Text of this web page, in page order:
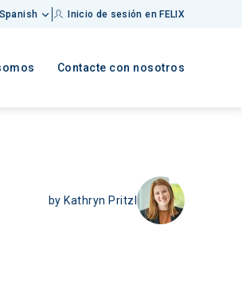
Spanish Inicio de sesión en FELIX
Contacte con nosotros
byKathryn Pritzl